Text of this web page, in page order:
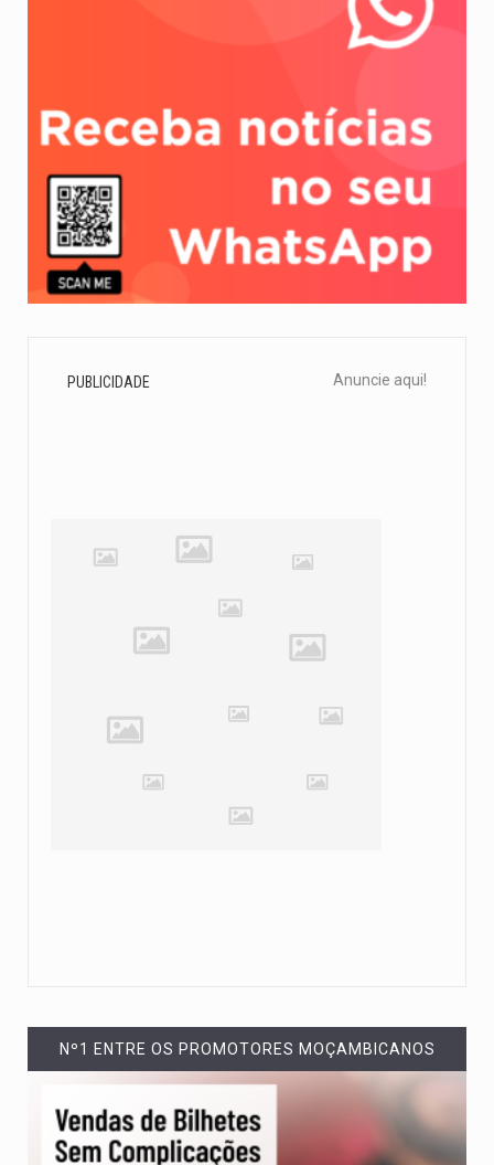
PUBLICIDADE Anuncie aqui!
Nº1 ENTRE OS PROMOTORES MOÇAMBICANOS